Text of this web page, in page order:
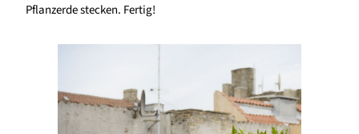
Pflanzerde stecken. Fertig!